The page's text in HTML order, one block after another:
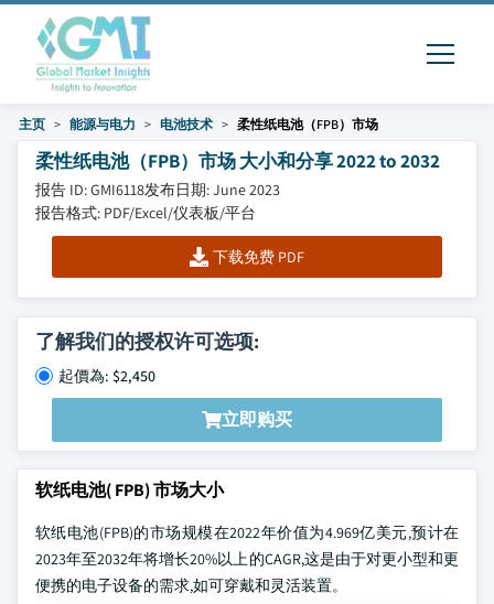
主页 能源与电力 电池技术 柔性纸电池（FPB）市场
柔性纸电池（FPB）市场 大小和分享 2022 to 2032
报告 ID: GMI6118发布日期: June 2023
报告格式: PDF/Excel/仪表板/平台
下载免费 PDF
了解我们的授权许可选项:
起價為: $2,450
立即购买
软纸电池( FPB) 市场大小
软纸电池(FPB)的市场规模在2022年价值为4.969亿美元,预计在
2023年至2032年将增长20%以上的CAGR,这是由于对更小型和更
便携的电子设备的需求,如可穿戴和灵活装置。